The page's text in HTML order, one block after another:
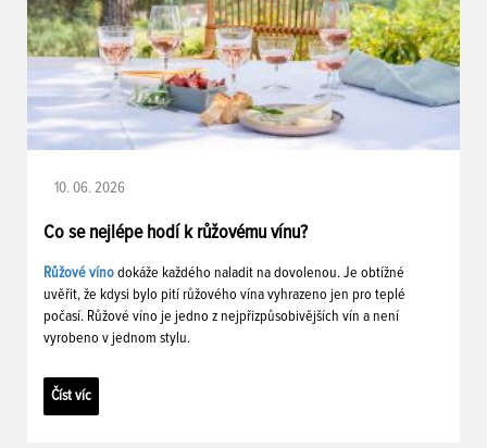
10. 06. 2026
Co se nejlépe hodí k růžovému vínu?
Růžové víno dokáže každého naladit na dovolenou. Je obtížné
uvěřit, že kdysi bylo pití růžového vína vyhrazeno jen pro teplé
počasí. Růžové víno je jedno z nejpřizpůsobivějších vín a není
vyrobeno v jednom stylu.
Číst víc